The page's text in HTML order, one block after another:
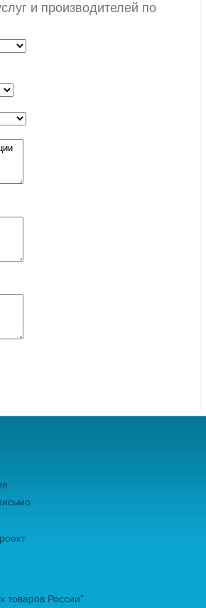
и производителей по
товаров России"